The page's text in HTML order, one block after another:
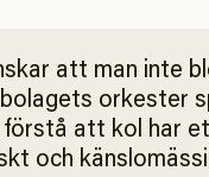
att man inte
orkester
förstå att kol har
och